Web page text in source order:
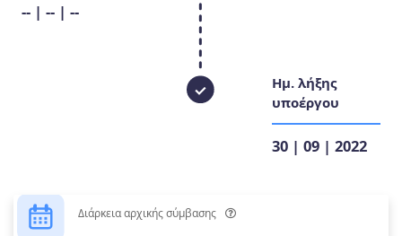
-- | -- | --
Ημ. λήξης
υποέργου
30 | 09 | 2022
Διάρκεια αρχικής σύμβασης